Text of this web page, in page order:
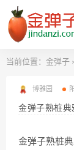
当前位置： 金弹子 >
博雅园
金弹子熟桩典
金弹子熟桩